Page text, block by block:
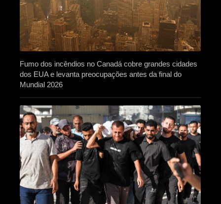
Fumo dos incêndios no Canadá cobre grandes cidades
dos EUA e levanta preocupações antes da final do
Mundial 2026